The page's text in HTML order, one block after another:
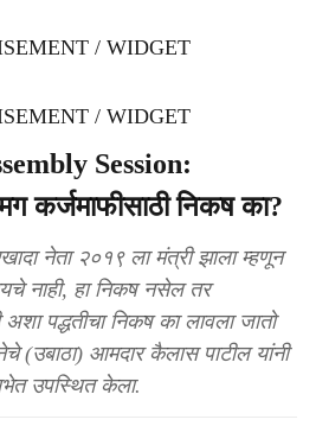
/ WIDGET
/ WIDGET
Session:
मग कर्जमाफीसाठी निकष का?
नेता २०१९ ला मंत्री झाला म्हणून
नाही, हा निकष नसेल तर
अशा पद्धतीचा निकष का लावला जातो
(उबाठा) आमदार कैलास पाटील यांनी
उपस्थित केला.